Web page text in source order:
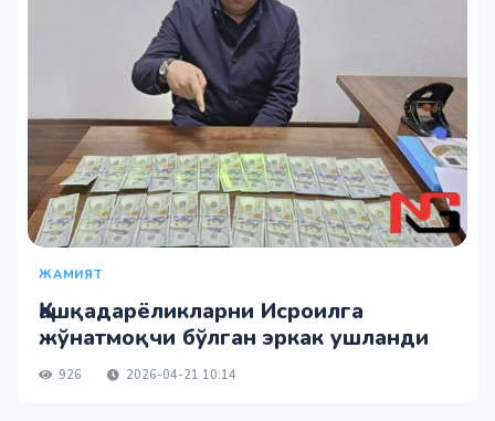
ЖАМИЯТ
Қашқадарёликларни Исроилга
жўнатмоқчи бўлган эркак ушланди
926 2026-04-21 10:14